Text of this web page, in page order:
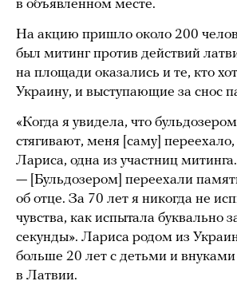
в объявленном месте.
На акцию пришло около 200
был митинг против действий
на площади оказались и те, кто
Украину, и выступающие за снос
«Когда я увидела, что
стягивают, меня [саму]
Лариса, одна из участниц митинга.
— [Бульдозером] переехали
об отце. За 70 лет я никогда не
чувства, как испытала буквально
секунды». Лариса родом из
больше 20 лет с детьми и
в Латвии.